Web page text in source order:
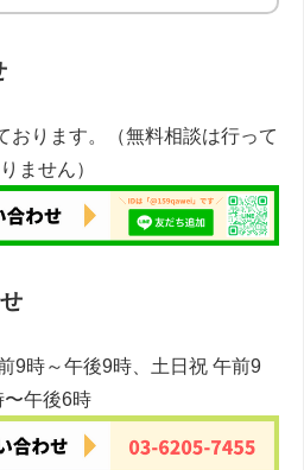
おります。（無料相談は行って
ません）
9時～午後9時、土日祝 午前9
〜午後6時